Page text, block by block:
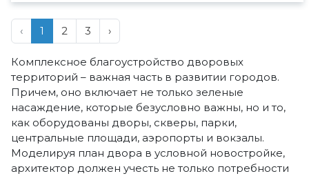
‹ 1 2 3 ›
Комплексное благоустройство дворовых
территорий – важная часть в развитии городов.
Причем, оно включает не только зеленые
насаждение, которые безусловно важны, но и то,
как оборудованы дворы, скверы, парки,
центральные площади, аэропорты и вокзалы.
Моделируя план двора в условной новостройке,
архитектор должен учесть не только потребности